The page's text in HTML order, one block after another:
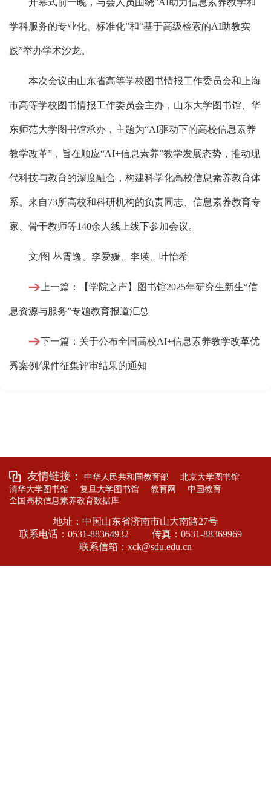
开幕式前一晚，与会人员围绕“AI助力信息素养教学和
学科服务的专业化、标准化”和“基于高级检索的AI助教实
践”举办学术沙龙。
本次会议由山东省高等学校图书情报工作委员会和上海
市高等学校图书情报工作委员会主办，山东大学图书馆、华
东师范大学图书馆承办，主题为“AI驱动下的高校信息素养
教学改革”，旨在顺应“AI+信息素养”教学发展态势，推动现
代科技与教育的深度融合，构建科学化高校信息素养教育体
系。来自73所高校和科研机构的负责同志、信息素养教育专
家、骨干教师等140余人线上线下参加会议。
文/图 丛霄逸、李爱媛、李瑛、叶怡希
上一篇：【学院之声】图书馆2025年研究生新生“信
息资源与服务”专题教育报道汇总
下一篇：关于公布全国高校AI+信息素养教学改革优
秀案例/课件征集评审结果的通知
友情链接： 中华人民共和国教育部
北京大学图书馆
清华大学图书馆
复旦大学图书馆 教育网
中国教育
全国高校信息素养教育数据库
地址：中国山东省济南市山大南路27号
联系电话：0531-88364932
传真：0531-88369969
联系信箱：xck@sdu.edu.cn